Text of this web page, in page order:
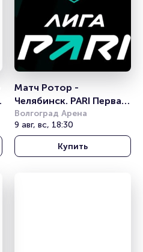
Матч Ротор -
Челябинск. PARI Первая
лига
Волгоград Арена
9 авг, вс, 18:30
Купить